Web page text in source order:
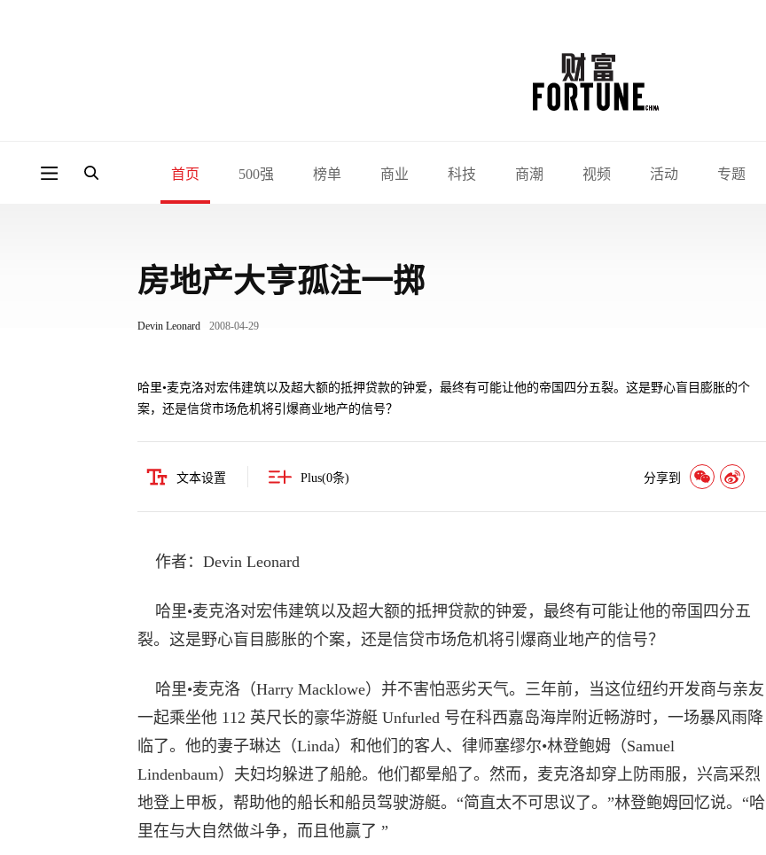
首页 500强 榜单 商业 科技 商潮 视频 活动 专题
房地产大亨孤注一掷
Devin Leonard 2008-04-29
哈里•麦克洛对宏伟建筑以及超大额的抵押贷款的钟爱，最终有可能让他的帝国四分五裂。这是野心盲目膨胀的个
案，还是信贷市场危机将引爆商业地产的信号？
文本设置 Plus(0条) 分享到
作者：Devin Leonard
哈里•麦克洛对宏伟建筑以及超大额的抵押贷款的钟爱，最终有可能让他的帝国四分五
裂。这是野心盲目膨胀的个案，还是信贷市场危机将引爆商业地产的信号？
哈里•麦克洛（Harry Macklowe）并不害怕恶劣天气。三年前，当这位纽约开发商与亲友
一起乘坐他 112 英尺长的豪华游艇 Unfurled 号在科西嘉岛海岸附近畅游时，一场暴风雨降
临了。他的妻子琳达（Linda）和他们的客人、律师塞缪尔•林登鲍姆（Samuel
Lindenbaum）夫妇均躲进了船舱。他们都晕船了。然而，麦克洛却穿上防雨服，兴高采烈
地登上甲板，帮助他的船长和船员驾驶游艇。“简直太不可思议了。”林登鲍姆回忆说。“哈
里在与大自然做斗争，而且他赢了 ”